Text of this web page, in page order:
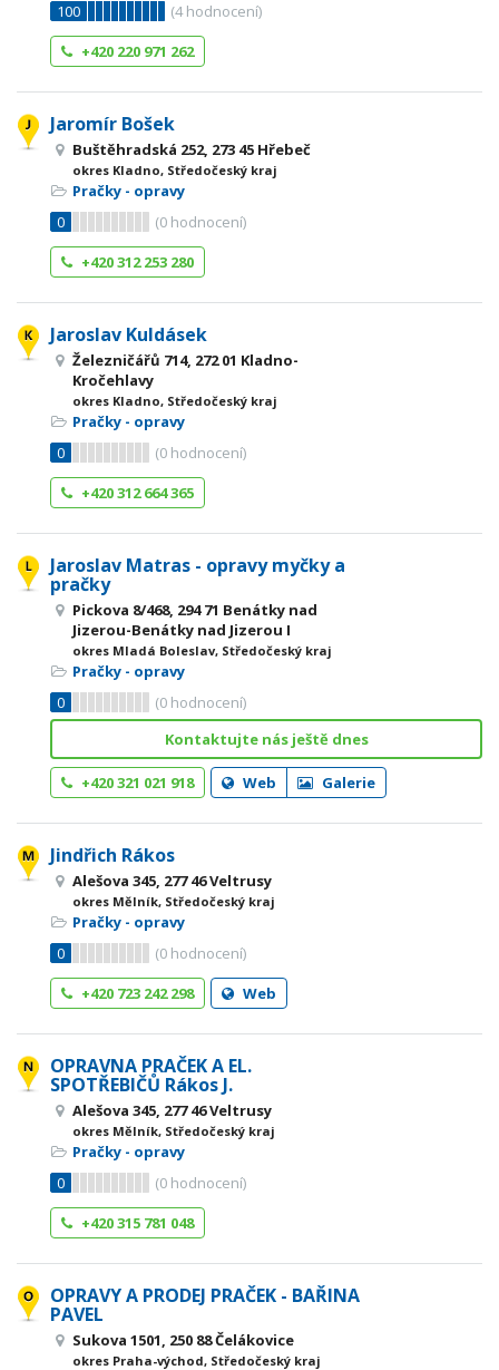
100
(4hodnocení)
+420 220 971 262
Jaromír Bošek
Buštěhradská 252, 273 45 Hřebeč
okres Kladno, Středočeský kraj
Pračky - opravy
0
(0 hodnocení)
+420 312 253 280
Jaroslav Kuldásek
Železničářů 714, 272 01 Kladno-
Kročehlavy
okres Kladno, Středočeský kraj
Pračky - opravy
0
(0 hodnocení)
+420 312 664 365
Jaroslav Matras - opravy myčky a
pračky
Pickova 8/468, 294 71 Benátky nad
Jizerou-Benátky nad Jizerou I
okres Mladá Boleslav, Středočeský kraj
Pračky - opravy
0
(0 hodnocení)
Kontaktujte nás ještě dnes
+420 321 021 918 Web Galerie
Jindřich Rákos
Alešova 345, 277 46 Veltrusy
okres Mělník, Středočeský kraj
Pračky - opravy
0
(0 hodnocení)
+420 723 242 298
Web
OPRAVNA PRAČEK A EL.
SPOTŘEBIČŮ Rákos J.
Alešova 345, 277 46 Veltrusy
okres Mělník, Středočeský kraj
Pračky - opravy
0
(0 hodnocení)
+420 315 781 048
OPRAVY A PRODEJ PRAČEK - BAŘINA
PAVEL
Sukova 1501, 250 88 Čelákovice
okres Praha-východ, Středočeský kraj